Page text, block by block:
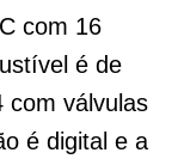
com 16
é de
com válvulas
é digital e a